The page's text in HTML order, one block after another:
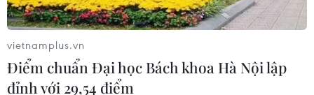
08/08/2026 04:16
CHUYỆN TUẦN QUA: Cảnh
báo nạn "giang hồ mạng” kéo những
vietnamplus.vn
Điểm chuẩn Đại học Bách khoa Hà Nội lập
đỉnh với 29,54 điểm